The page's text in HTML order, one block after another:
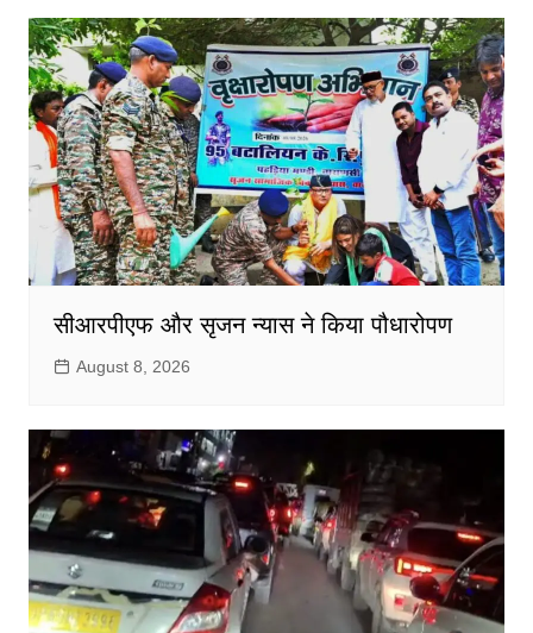
सीआरपीएफ और सृजन न्यास ने किया पौधारोपण
August 8, 2026